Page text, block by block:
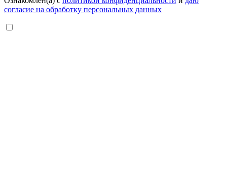
согласие на обработку персональных данных